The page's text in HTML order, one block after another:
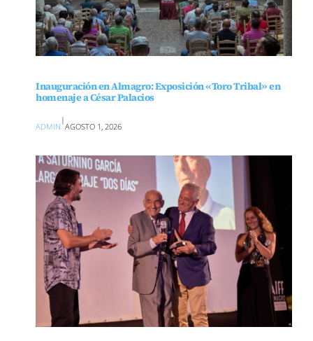
Inauguración en Almagro: Exposición «Toro Tribal» en
homenaje a César Palacios
ADMIN
|
AGOSTO 1, 2026